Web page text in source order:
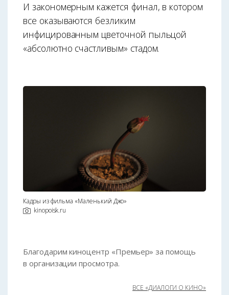
И закономерным кажется финал, в котором
все оказываются безликим
инфицированным цветочной пыльцой
«абсолютно счастливым» стадом.
Кадры из фильма «Маленький Джо»
kinopoisk.ru
Благодарим киноцентр «Премьер» за помощь
в организации просмотра.
ВСЕ «ДИАЛОГИ О КИНО»